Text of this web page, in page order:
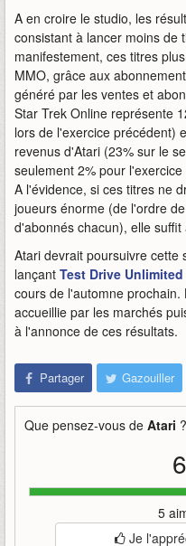
A en croire le studio, les
consistant à lancer moins de
manifestement, ces titres
MMO, grâce aux
généré par les ventes et
Star Trek Online représente
lors de l'exercice précédent)
revenus d'Atari (23% sur le
seulement 2% pour
A l'évidence, si ces titres ne
joueurs énorme (de l'ordre
d'abonnés chacun), elle
Atari devrait poursuivre cette
lançant Test Drive Unlimited
cours de l'automne
accueillie par les marchés
à l'annonce de ces résultats.
Partager Gazouiller
Que pensez-vous de Atari ?
5
Je